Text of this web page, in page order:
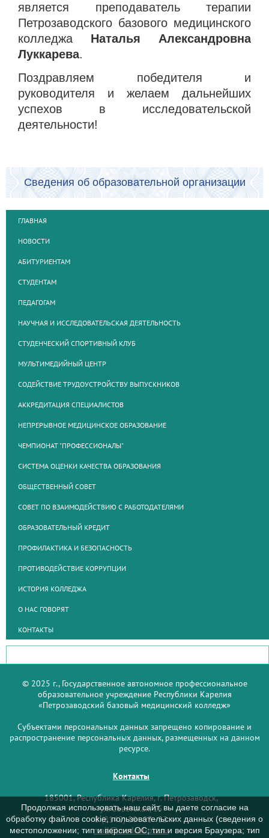
является преподаватель терапии
Петрозаводского базового медицинского
колледжа Наталья Александровна
Луккарева.
Поздравляем победителя и
руководителя и желаем дальнейших
успехов в исследовательской
деятельности!
Сведения об образовательной организации
ГЛАВНАЯ
НОВОСТИ
АБИТУРИЕНТАМ
СТУДЕНТАМ
ПЕДАГОГАМ
НАУЧНАЯ И ИССЛЕДОВАТЕЛЬСКАЯ ДЕЯТЕЛЬНОСТЬ
СТУДЕНЧЕСКИЙ СПОРТИВНЫЙ КЛУБ
МУЛЬТИМЕДИЙНЫЙ ЦЕНТР
СОДЕЙСТВИЕ ТРУДОУСТРОЙСТВУ ВЫПУСКНИКОВ
АККРЕДИТАЦИЯ СПЕЦИАЛИСТОВ
НЕПРЕРЫВНОЕ МЕДИЦИНСКОЕ ОБРАЗОВАНИЕ
ЧЕМПИОНАТ "ПРОФЕССИОНАЛЫ"
СИСТЕМА ОЦЕНКИ КАЧЕСТВА ОБРАЗОВАНИЯ
ОБЩЕСТВЕННЫЙ СОВЕТ
СОВЕТ ПО ВЗАИМОДЕЙСТВИЮ С РАБОТОДАТЕЛЯМИ
ОБРАЗОВАТЕЛЬНЫЙ КРЕДИТ
ПРОФИЛАКТИКА И БЕЗОПАСНОСТЬ
ПРОТИВОДЕЙСТВИЕ КОРРУПЦИИ
ИСТОРИЯ КОЛЛЕДЖА
О НАС ГОВОРЯТ
КОНТАКТЫ
© 2025 г., Государственное автономное профессиональное
образовательное учреждение Республики Карелия
«Петрозаводский базовый медицинский колледж»
Субъектами персональных данных запрещено копирование и
распространение персональных данных, размещенных на данном
ресурсе.
Контакты
185001, Республика Карелия, г. Петрозаводск,
ул. Советская, 15
8 (8142) 59–93–33
mail@medcol-ptz.ru
Продолжая использовать наш сайт, вы даете согласие на
обработку файлов cookie, пользовательских данных (сведения о
местоположении; тип и версия ОС; тип и версия Браузера; тип